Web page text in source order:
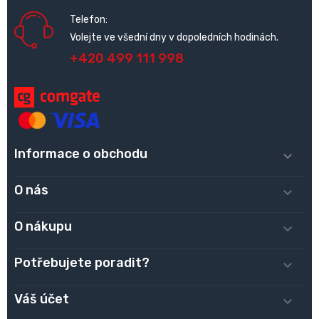
Telefon:
Volejte ve všední dny v dopoledních hodinách.
+420 499 111 998
Informace o obchodu 
O nás 
O nákupu 
Potřebujete poradit? 
Váš účet 